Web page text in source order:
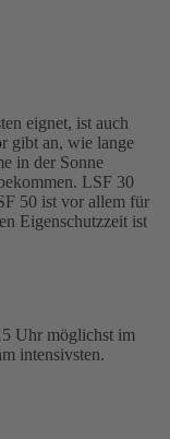
eignet, ist auch
gibt an, wie lange
in der Sonne
LSF 30
50 ist vor allem für
Eigenschutzzeit ist
Uhr möglichst im
intensivsten.